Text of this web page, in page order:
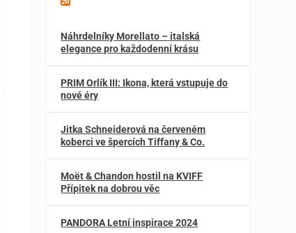
Náhrdelníky Morellato – italská
elegance pro každodenní krásu
PRIM Orlík III: Ikona, která vstupuje do
nové éry
Jitka Schneiderová na červeném
koberci ve špercích Tiffany & Co.
Moët & Chandon hostil na KVIFF
Přípitek na dobrou věc
PANDORA Letní inspirace 2024